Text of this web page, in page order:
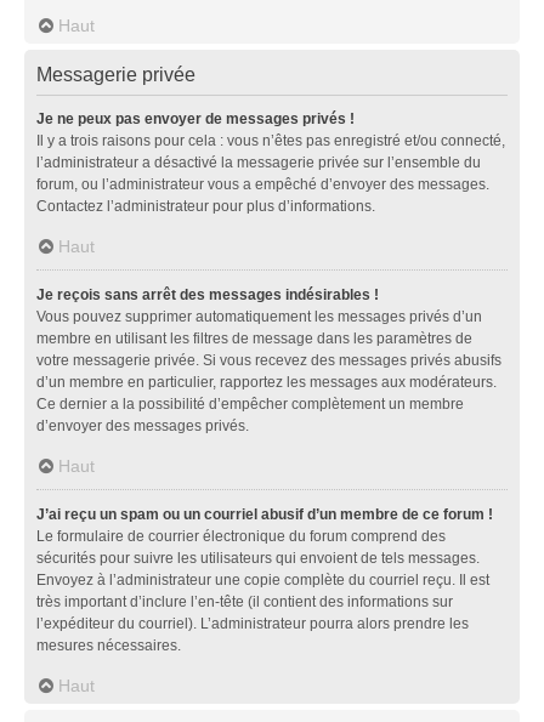
Haut
Messagerie privée
Je ne peux pas envoyer de messages privés !
Il y a trois raisons pour cela : vous n’êtes pas enregistré et/ou connecté,
l’administrateur a désactivé la messagerie privée sur l’ensemble du
forum, ou l’administrateur vous a empêché d’envoyer des messages.
Contactez l’administrateur pour plus d’informations.
Haut
Je reçois sans arrêt des messages indésirables !
Vous pouvez supprimer automatiquement les messages privés d’un
membre en utilisant les filtres de message dans les paramètres de
votre messagerie privée. Si vous recevez des messages privés abusifs
d’un membre en particulier, rapportez les messages aux modérateurs.
Ce dernier a la possibilité d’empêcher complètement un membre
d’envoyer des messages privés.
Haut
J’ai reçu un spam ou un courriel abusif d’un membre de ce forum !
Le formulaire de courrier électronique du forum comprend des
sécurités pour suivre les utilisateurs qui envoient de tels messages.
Envoyez à l’administrateur une copie complète du courriel reçu. Il est
très important d’inclure l’en-tête (il contient des informations sur
l’expéditeur du courriel). L’administrateur pourra alors prendre les
mesures nécessaires.
Haut